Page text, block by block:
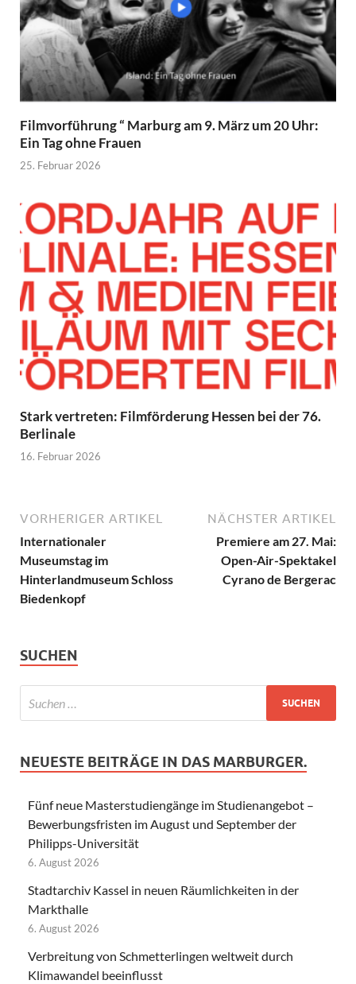
Filmvorführung “ Marburg am 9. März um 20 Uhr:
Ein Tag ohne Frauen
25. Februar 2026
Stark vertreten: Filmförderung Hessen bei der 76.
Berlinale
16. Februar 2026
VORHERIGER ARTIKEL
Internationaler
Museumstag im
Hinterlandmuseum Schloss
Biedenkopf
NÄCHSTER ARTIKEL
Premiere am 27. Mai:
Open-Air-Spektakel
Cyrano de Bergerac
SUCHEN
NEUESTE BEITRÄGE IN DAS MARBURGER.
Fünf neue Masterstudiengänge im Studienangebot –
Bewerbungsfristen im August und September der
Philipps-Universität
6. August 2026
Stadtarchiv Kassel in neuen Räumlichkeiten in der
Markthalle
6. August 2026
Verbreitung von Schmetterlingen weltweit durch
Klimawandel beeinflusst